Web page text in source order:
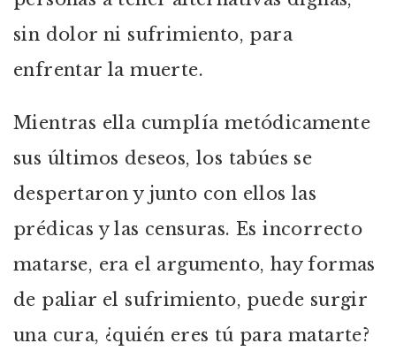
sin dolor ni sufrimiento, para
enfrentar la muerte.
Mientras ella cumplía metódicamente
sus últimos deseos, los tabúes se
despertaron y junto con ellos las
prédicas y las censuras. Es incorrecto
matarse, era el argumento, hay formas
de paliar el sufrimiento, puede surgir
una cura, ¿quién eres tú para matarte?